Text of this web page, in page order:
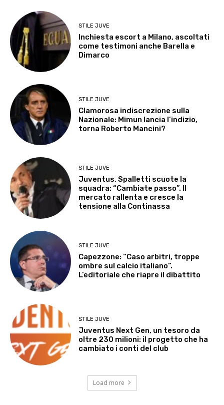
STILE JUVE
Inchiesta escort a Milano, ascoltati
come testimoni anche Barella e
Dimarco
STILE JUVE
Clamorosa indiscrezione sulla
Nazionale: Mimun lancia l’indizio,
torna Roberto Mancini?
STILE JUVE
Juventus, Spalletti scuote la
squadra: “Cambiate passo”. Il
mercato rallenta e cresce la
tensione alla Continassa
STILE JUVE
Capezzone: “Caso arbitri, troppe
ombre sul calcio italiano”.
L’editoriale che riapre il dibattito
STILE JUVE
Juventus Next Gen, un tesoro da
oltre 230 milioni: il progetto che ha
cambiato i conti del club
Load more